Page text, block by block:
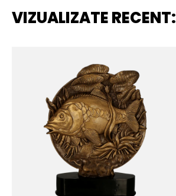
VIZUALIZATE RECENT: